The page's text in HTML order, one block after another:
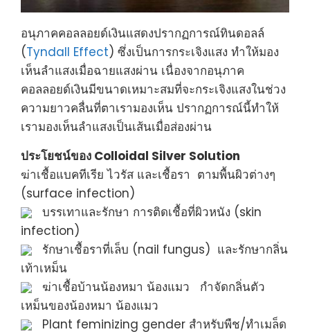
อนุภาคคอลลอยด์เงินแสดงปรากฏการณ์ทินดอลล์
(Tyndall Effect) ซึ่งเป็นการกระเจิงแสง ทำให้มอง
เห็นลำแสงเมื่อฉายแสงผ่าน เนื่องจากอนุภาค
คอลลอยด์เงินมีขนาดเหมาะสมที่จะกระเจิงแสงในช่วง
ความยาวคลื่นที่ตาเรามองเห็น ปรากฏการณ์นี้ทำให้
เรามองเห็นลำแสงเป็นเส้นเมื่อส่องผ่าน
ประโยชน์ของ Colloidal Silver Solution
ฆ่าเชื้อแบคทีเรีย ไวรัส และเชื้อรา ตามพื้นผิวต่างๆ
(surface infection)
บรรเทาและรักษา การติดเชื้อที่ผิวหนัง (skin
infection)
รักษาเชื้อราที่เล็บ (nail fungus) และรักษากลิ่น
เท้าเหม็น
ฆ่าเชื้อบ้านน้องหมา น้องแมว กำจัดกลิ่นตัว
เหม็นของน้องหมา น้องแมว
Plant feminizing gender สำหรับพืช/ทำเมล็ด